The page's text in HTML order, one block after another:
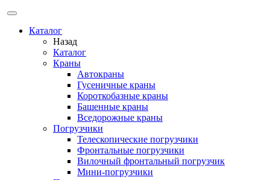
Каталог
Назад
Каталог
Краны
Автокраны
Гусеничные краны
Короткобазные краны
Башенные краны
Вcедорожные краны
Погрузчики
Телескопические погрузчики
Фронтальные погрузчики
Вилочный фронтальный погрузчик
Мини-погрузчики